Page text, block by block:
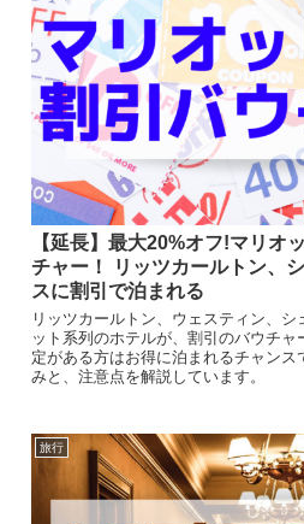
【延長】最大20%オフ!マリオ
チャー！ リッツカールトン、
スに割引で泊まれる
リッツカールトン、ウェスティン、
ット系列のホテルが、割引のバウチ
定がある方はお得に泊まれるチャンス
みと、注意点を解説しています。
旅行